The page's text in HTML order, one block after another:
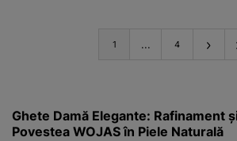
1 ... 4
Ghete Damă Elegante: Rafinament
Povestea WOJAS în Piele Naturală